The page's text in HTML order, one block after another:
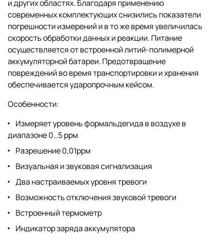
и других областях. Благодаря применению
современных комплектующих снизились показатели
погрешности измерений и в то же время увеличилась
скорость обработки данных и реакции. Питание
осуществляется от встроенной литий-полимерной
аккумуляторной батареи. Предотвращение
повреждений во время транспортировки и хранения
обеспечивается ударопрочным кейсом.
Особенности:
Измеряет уровень формальдегида в воздухе в
диапазоне 0…5 ррм
Разрешение 0,01ррм
Визуальная и звуковая сигнализация
Два настраиваемых уровня тревоги
Возможность отключения звуковой тревоги
Встроенный термометр
Индикатор заряда аккумулятора